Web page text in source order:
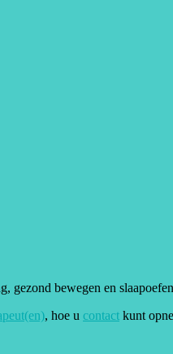
gezond bewegen en
, hoe u contact kunt